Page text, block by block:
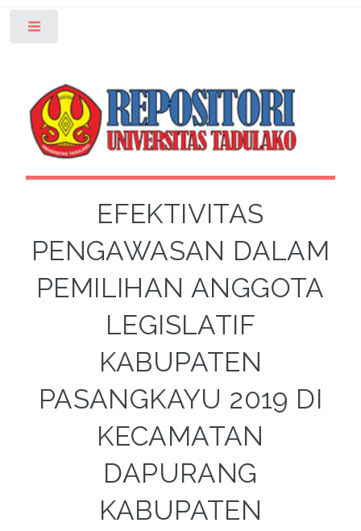
EFEKTIVITAS
PENGAWASAN DALAM
PEMILIHAN ANGGOTA
LEGISLATIF
KABUPATEN
PASANGKAYU 2019 DI
KECAMATAN
DAPURANG
KABUPATEN